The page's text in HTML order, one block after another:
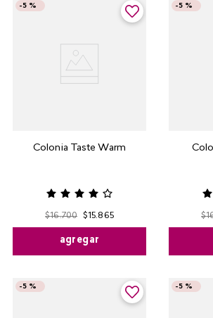
Colonia Taste Warm
-5 %
$16.700 $15.865
agregar
-5 %
$
-5 % -5 %